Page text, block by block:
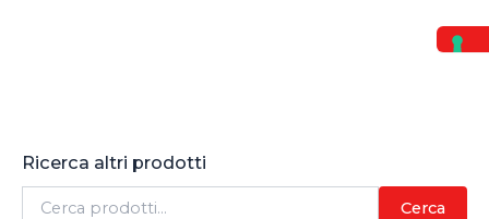
Ricerca altri prodotti
Cerca